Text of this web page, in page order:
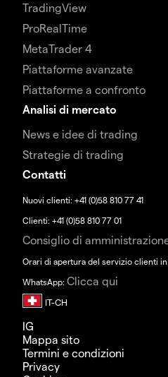
TradingView
ProRealTime
MetaTrader 4
Piattaforme avanzate
Piattaforme a confronto
Analisi di mercato
News e idee di trading
Strategie di trading
Contatti
Nuovi clienti: +41 (0)58 810 77 41
Clienti: +41 (0)58 810 77 01
Consiglio di
Orari di apertura del servizio clienti
WhatsApp: Clicca qui
IG
Mappa sito
Termini e condizioni
Privacy